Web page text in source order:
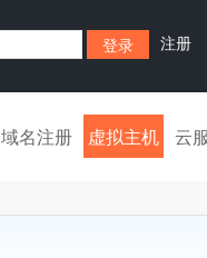
注册
域名注册 虚拟主机 云